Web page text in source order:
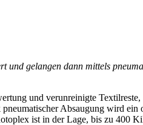
und gelangen dann mittels
und verunreinigte
Absaugung wird
ist in der Lage, bis zu 400